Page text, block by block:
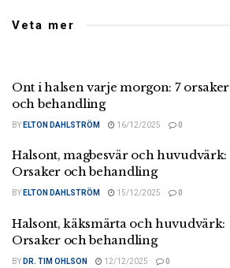
Veta mer
Ont i halsen varje morgon: 7 orsaker
och behandling
BY ELTON DAHLSTRÖM 16/12/2025 0
Halsont, magbesvär och huvudvärk:
Orsaker och behandling
BY ELTON DAHLSTRÖM 15/12/2025 0
Halsont, käksmärta och huvudvärk:
Orsaker och behandling
BY DR. TIM OHLSON 12/12/2025 0